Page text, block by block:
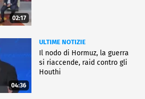
02:17
04:36
ULTIME NOTIZIE
Il nodo di Hormuz, la guerra
si riaccende, raid contro gli
Houthi